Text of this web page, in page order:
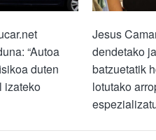
“Autoa
duten
izateko
Jesus
dendetako
batzuetatik
lotutako